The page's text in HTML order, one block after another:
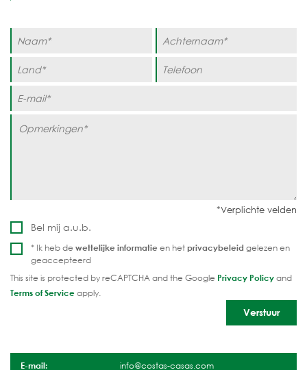
Bel mij a.u.b.
* Ik heb de wettelijke informatie en hetprivacybeleid gelezen en
geaccepteerd
This site is protected by reCAPTCHA and the Google Privacy Policyand
Terms of Serviceapply.
E-mail: info@costas-casas.com